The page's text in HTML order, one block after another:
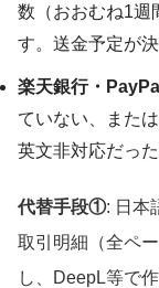
数（おおむね1週
す。送金予定が
楽天銀行・
ていない、また
英文非対応だっ
代替手段①: 日本
取引明細（全ペ
し、DeepL等で